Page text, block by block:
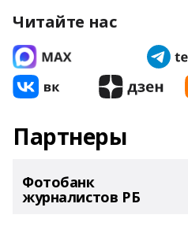
Читайте нас
Партнеры
Фотобанк
журналистов РБ